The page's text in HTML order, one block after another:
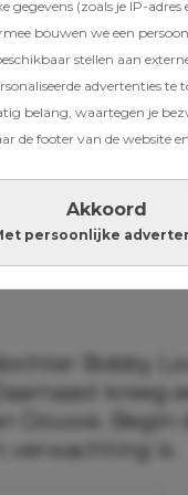
gegevens (zoals je IP-adres
bouwen we een
stellen aan
advertenties te
belang, waartegen je
de footer van de website
Akkoord
persoonlijke
hij uit een
haters
de mok op z’n
‘Vorige
meisje’ >
Bobby
kreeg
Douwe. Begin
is.